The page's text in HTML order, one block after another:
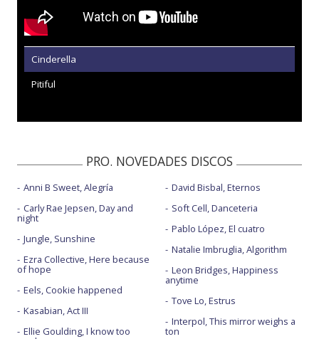
Cinderella
Pitiful
PRO. NOVEDADES DISCOS
Anni B Sweet, Alegría
Carly Rae Jepsen, Day and
night
Jungle, Sunshine
Ezra Collective, Here because
of hope
Eels, Cookie happened
Kasabian, Act III
Ellie Goulding, I know too
David Bisbal, Eternos
Soft Cell, Danceteria
Pablo López, El cuatro
Natalie Imbruglia, Algorithm
Leon Bridges, Happiness
anytime
Tove Lo, Estrus
Interpol, This mirror weighs a
ton